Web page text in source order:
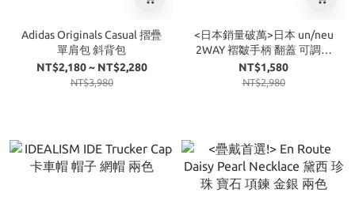
Adidas Originals Casual 摺疊
單肩包 斜背包
NT$2,180 ~ NT$2,280
NT$3,980
<日本銷量破萬>日本 un/neu
2WAY 褶皺手柄 翻蓋 可調節
揹帶 馬鞍包 四色
NT$1,580
NT$2,980